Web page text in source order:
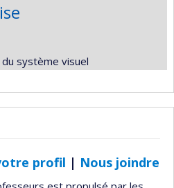
système visuel
profil | Nous joindre